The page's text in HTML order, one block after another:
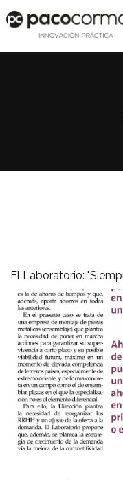
El Laboratorio: